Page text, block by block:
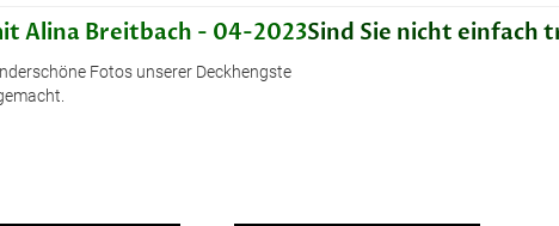
Alina Breitbach - 04-2023Sind Sie nicht einfach
Fotos unserer Deckhengste